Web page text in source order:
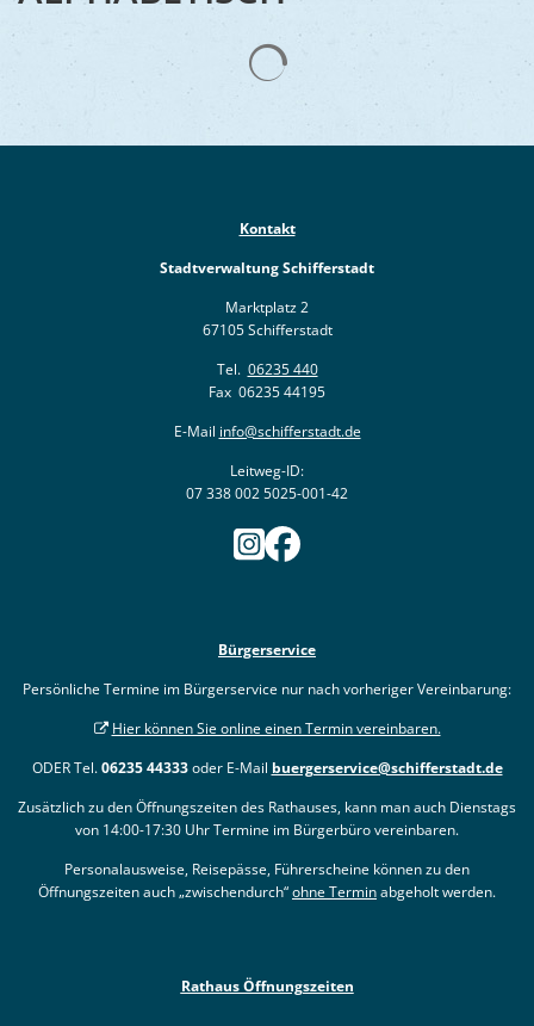
Kontakt
Stadtverwaltung Schifferstadt
Marktplatz 2
67105 Schifferstadt
Tel. 06235 440
Fax 06235 44195
E-Mail info@schifferstadt.de
Leitweg-ID:
07 338 002 5025-001-42
Bürgerservice
Persönliche Termine im Bürgerservice nur nach vorheriger Vereinbarung:
Hier können Sie online einen Termin vereinbaren.
ODER Tel.06235 44333oder E-Mail buergerservice@schifferstadt.de
Zusätzlich zu den Öffnungszeiten des Rathauses, kann man auch Dienstags
von 14:00-17:30 Uhr Termine im Bürgerbüro vereinbaren.
Personalausweise, Reisepässe, Führerscheine können zu den
Öffnungszeiten auch „zwischendurch“ohne Terminabgeholt werden.
Rathaus Öffnungszeiten